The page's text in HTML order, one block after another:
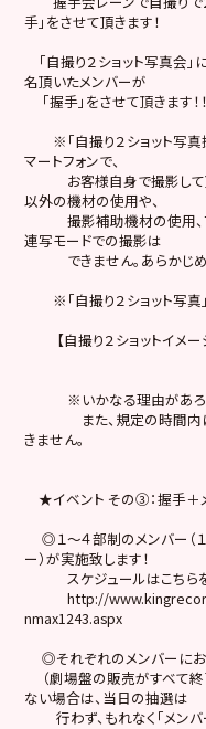
手」をさせて頂きます！
「自撮り２ショット写真会
名頂いたメンバーが
「握手」をさせて頂きます！！
※「自撮り２ショット写真
マートフォンで、
お客様自身で撮影して頂
以外の機材の使用や、
撮影補助機材の使用、フ
連写モードでの撮影は
できません。あらかじめ
※「自撮り２ショット写真
【自撮り２ショットイメー
※いかなる理由があろう
また、規定の時間内に
きません。
★イベント その③：握手＋
◎１〜４部制のメンバー（
ー）が実施致します！
スケジュールはこちらを
http://
nmax1243.aspx
◎それぞれのメンバーにお
（劇場盤の販売がすべて終
ない場合は、当日の抽選は
行わず、もれなく「メンバ